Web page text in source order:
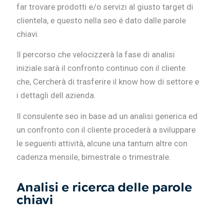
far trovare prodotti e/o servizi al giusto target di
clientela, e questo nella seo é dato dalle parole
chiavi.
Il percorso che velocizzerà la fase di analisi
iniziale sarà il confronto continuo con il cliente
che, Cercherà di trasferire il know how di settore e
i dettagli dell azienda.
Il consulente seo in base ad un analisi generica ed
un confronto con il cliente procederà a sviluppare
le seguenti attività, alcune una tantum altre con
cadenza mensile, bimestrale o trimestrale.
Analisi e ricerca delle parole
chiavi